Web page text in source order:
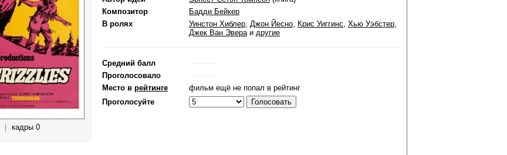
кадры 0
Композитор
Бадди Бейкер
В ролях
Уинстон Хиблер, Джон Йесно, Крис Уиггинс, Хью Уэбстер,
Джек Ван Эвера и другие
Средний балл
Проголосовало
Место в рейтинге
фильм ещё не попал в рейтинг
Проголосуйте